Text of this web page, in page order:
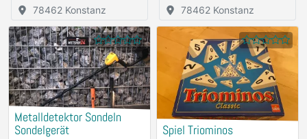
78462 Konstanz
78462 Konstanz
Metalldetektor Sondeln
Sondelgerät
Spiel Triominos